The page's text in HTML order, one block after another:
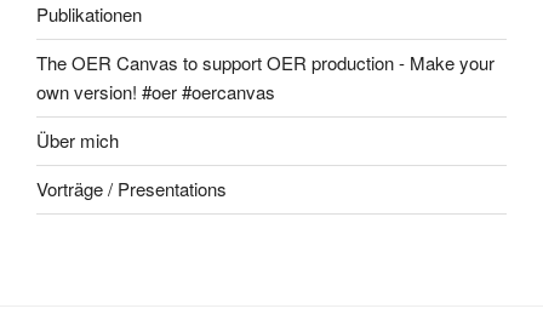
Publikationen
The OER Canvas to support OER production - Make your
own version! #oer #oercanvas
Über mich
Vorträge / Presentations